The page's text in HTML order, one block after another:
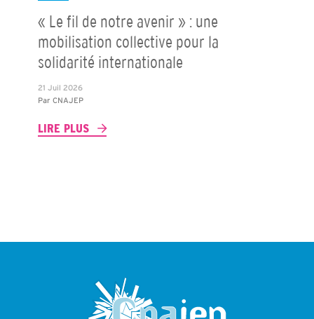
« Le fil de notre avenir » : une
mobilisation collective pour la
solidarité internationale
21 Juil 2026
Par CNAJEP
LIRE PLUS